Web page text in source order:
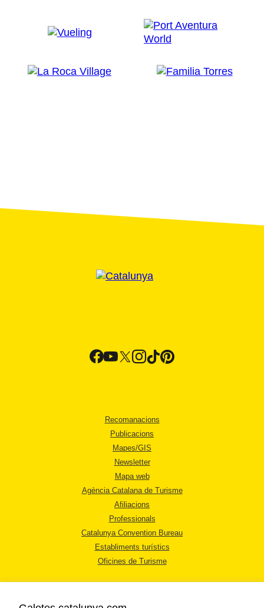
Recomanacions
Publicacions
Mapes/GIS
Newsletter
Mapa web
Agència Catalana de Turisme
Afiliacions
Professionals
Catalunya Convention Bureau
Establiments turístics
Oficines de Turisme